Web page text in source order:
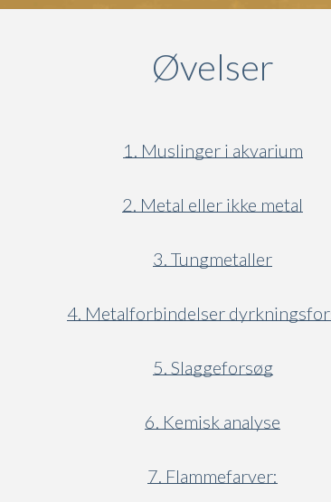
Øvelser
1. Muslinger i akvarium
2. Metal eller ikke metal
3. Tungmetaller
4. Metalforbindelser
5. Slaggeforsøg
6. Kemisk analyse
7. Flammefarver: